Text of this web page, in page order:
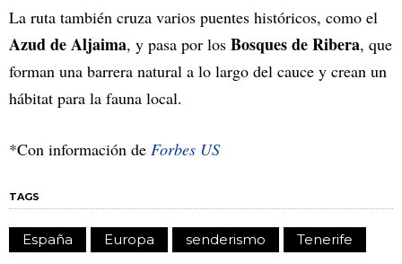
La ruta también cruza varios puentes históricos, como el
Azud de Aljaima, y pasa por los Bosques de Ribera, que
forman una barrera natural a lo largo del cauce y crean un
hábitat para la fauna local.
*Con información de Forbes US
TAGS
España Europa senderismo Tenerife